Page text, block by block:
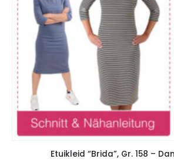
Etuikleid “Brida”, Gr. 158 –